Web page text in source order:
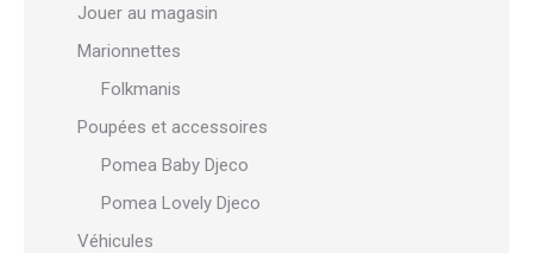
Jouer au magasin
Marionnettes
Folkmanis
Poupées et accessoires
Pomea Baby Djeco
Pomea Lovely Djeco
Véhicules